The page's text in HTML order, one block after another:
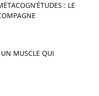
: LE
MUSCLE QUI